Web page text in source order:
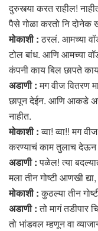
दुरुस्त्या करत राहील!
पैसे गोळा करतो नि
मोकाशी :ठरलं. आमच्या
टोल बांध. आणि आमच्या
कंपनी काय बिल छापते
अडाणी :मग वीज वितरण
छापून देईन. आणि आकडे
नाहीत.
मोकाशी :व्वा! व्वा!! मग
करण्याचं काम तुलाच
अडाणी :पळेल! त्या
मला तीन गोष्टी आणखी
मोकाशी :कुठल्या तीन
अडाणी :तो मागं तडीपार
तो भांडवल म्हणून वा